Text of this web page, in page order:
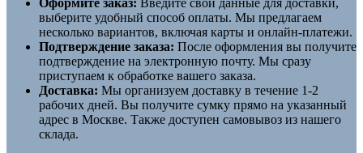
выберите удобный способ оплаты. Мы предлагаем
несколько вариантов, включая карты и онлайн-платежи.
Подтверждение заказа: После оформления вы получите
подтверждение на электронную почту. Мы сразу
приступаем к обработке вашего заказа.
Доставка: Мы организуем доставку в течение 1-2
рабочих дней. Вы получите сумку прямо на указанный
адрес в Москве. Также доступен самовывоз из нашего
склада.